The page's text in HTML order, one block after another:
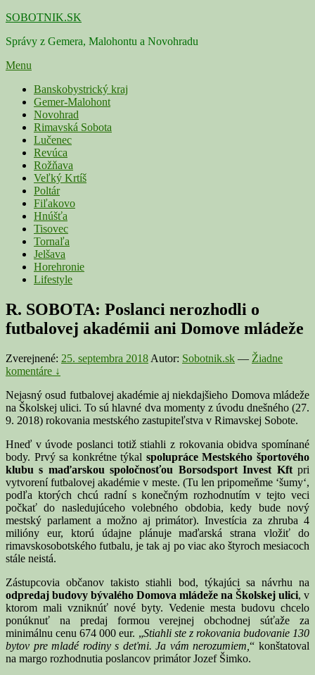
Skip
content
SOBOTNIK.SK
Správy z Gemera, Malohontu a Novohradu
Menu
Primárne
menu
Banskobystrický kraj
Gemer-Malohont
Novohrad
Rimavská Sobota
Lučenec
Revúca
Rožňava
Veľký Krtíš
Poltár
Fiľakovo
Hnúšťa
Tisovec
Tornaľa
Jelšava
Horehronie
Lifestyle
R. SOBOTA: Poslanci nerozhodli o
futbalovej akadémii ani Domove mládeže
Zverejnené: 25. septembra 2018 Autor: Sobotnik.sk — Žiadne
komentáre ↓
Nejasný osud futbalovej akadémie aj niekdajšieho Domova mládeže
na Školskej ulici. To sú hlavné dva momenty z úvodu dnešného (27.
9. 2018) rokovania mestského zastupiteľstva v Rimavskej Sobote.
Hneď v úvode poslanci totiž stiahli z rokovania obidva spomínané
body. Prvý sa konkrétne týkal spolupráce Mestského športového
klubu s maďarskou spoločnosťou Borsodsport Invest Kftpri
vytvorení futbalovej akadémie v meste. (Tu len pripomeňme ‘šumy‘,
podľa ktorých chcú radní s konečným rozhodnutím v tejto veci
počkať do nasledujúceho volebného obdobia, kedy bude nový
mestský parlament a možno aj primátor). Investícia za zhruba 4
milióny eur, ktorú údajne plánuje maďarská strana vložiť do
rimavskosobotského futbalu, je tak aj po viac ako štyroch mesiacoch
stále neistá.
Zástupcovia občanov takisto stiahli bod, týkajúci sa návrhu na
odpredaj budovy bývalého Domova mládeže na Školskej ulici, v
ktorom mali vzniknúť nové byty. Vedenie mesta budovu chcelo
ponúknuť na predaj formou verejnej obchodnej súťaže za
minimálnu cenu 674 000 eur. „Stiahli ste z rokovania budovanie 130
bytov pre mladé rodiny s deťmi. Ja vám nerozumiem,“ konštatoval
na margo rozhodnutia poslancov primátor Jozef Šimko.